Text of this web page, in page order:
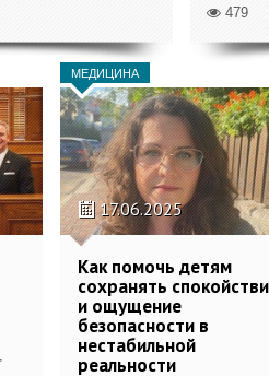
479
МЕДИЦИНА
17.06.2025
Как помочь детям
сохранять
и ощущение
безопасности в
нестабильной
реальности